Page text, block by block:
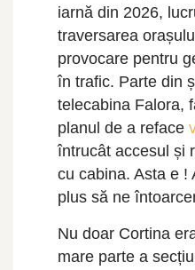
iarnă din 2026,
traversarea
provocare pentru
în trafic. Parte din
telecabina Falora,
planul de a reface
întrucât accesul și
cu cabina. Asta e !
plus să ne
Nu doar Cortina
mare parte a